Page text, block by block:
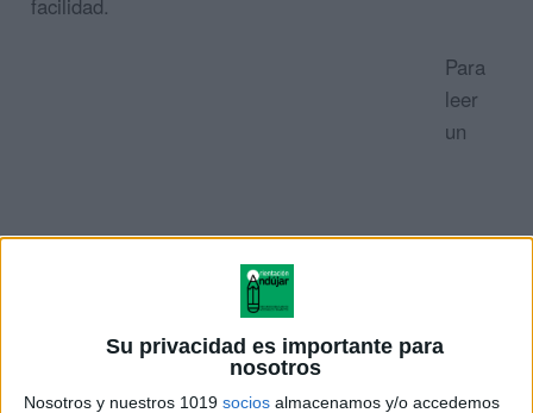
Su privacidad es importante para
nosotros
Nosotros y nuestros 1019 socios almacenamos y/o accedemos
facilidad.
Para
leer
un